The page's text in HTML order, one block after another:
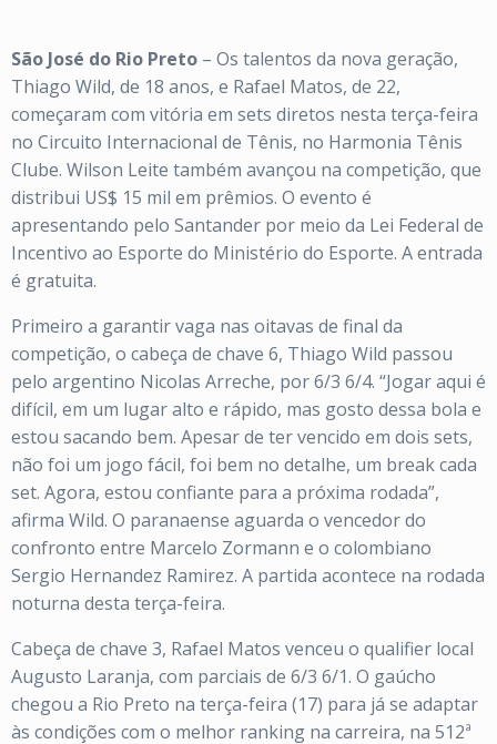
São José do Rio Preto – Os talentos da nova geração,
Thiago Wild, de 18 anos, e Rafael Matos, de 22,
começaram com vitória em sets diretos nesta terça-feira
no Circuito Internacional de Tênis, no Harmonia Tênis
Clube. Wilson Leite também avançou na competição, que
distribui US$ 15 mil em prêmios. O evento é
apresentando pelo Santander por meio da Lei Federal de
Incentivo ao Esporte do Ministério do Esporte. A entrada
é gratuita.
Primeiro a garantir vaga nas oitavas de final da
competição, o cabeça de chave 6, Thiago Wild passou
pelo argentino Nicolas Arreche, por 6/3 6/4. “Jogar aqui é
difícil, em um lugar alto e rápido, mas gosto dessa bola e
estou sacando bem. Apesar de ter vencido em dois sets,
não foi um jogo fácil, foi bem no detalhe, um break cada
set. Agora, estou confiante para a próxima rodada”,
afirma Wild. O paranaense aguarda o vencedor do
confronto entre Marcelo Zormann e o colombiano
Sergio Hernandez Ramirez. A partida acontece na rodada
noturna desta terça-feira.
Cabeça de chave 3, Rafael Matos venceu o qualifier local
Augusto Laranja, com parciais de 6/3 6/1. O gaúcho
chegou a Rio Preto na terça-feira (17) para já se adaptar
às condições com o melhor ranking na carreira, na 512ª